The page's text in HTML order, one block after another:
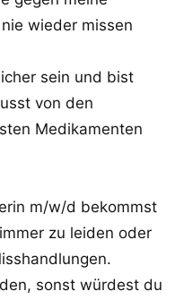
wieder missen
sein und bist
von den
Medikamenten
m/w/d bekommst
zu leiden oder
sonst würdest du